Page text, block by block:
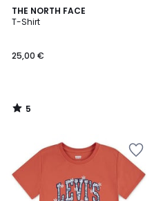
THE NORTH FACE
T-Shirt
25,00 €
5
/
5
/